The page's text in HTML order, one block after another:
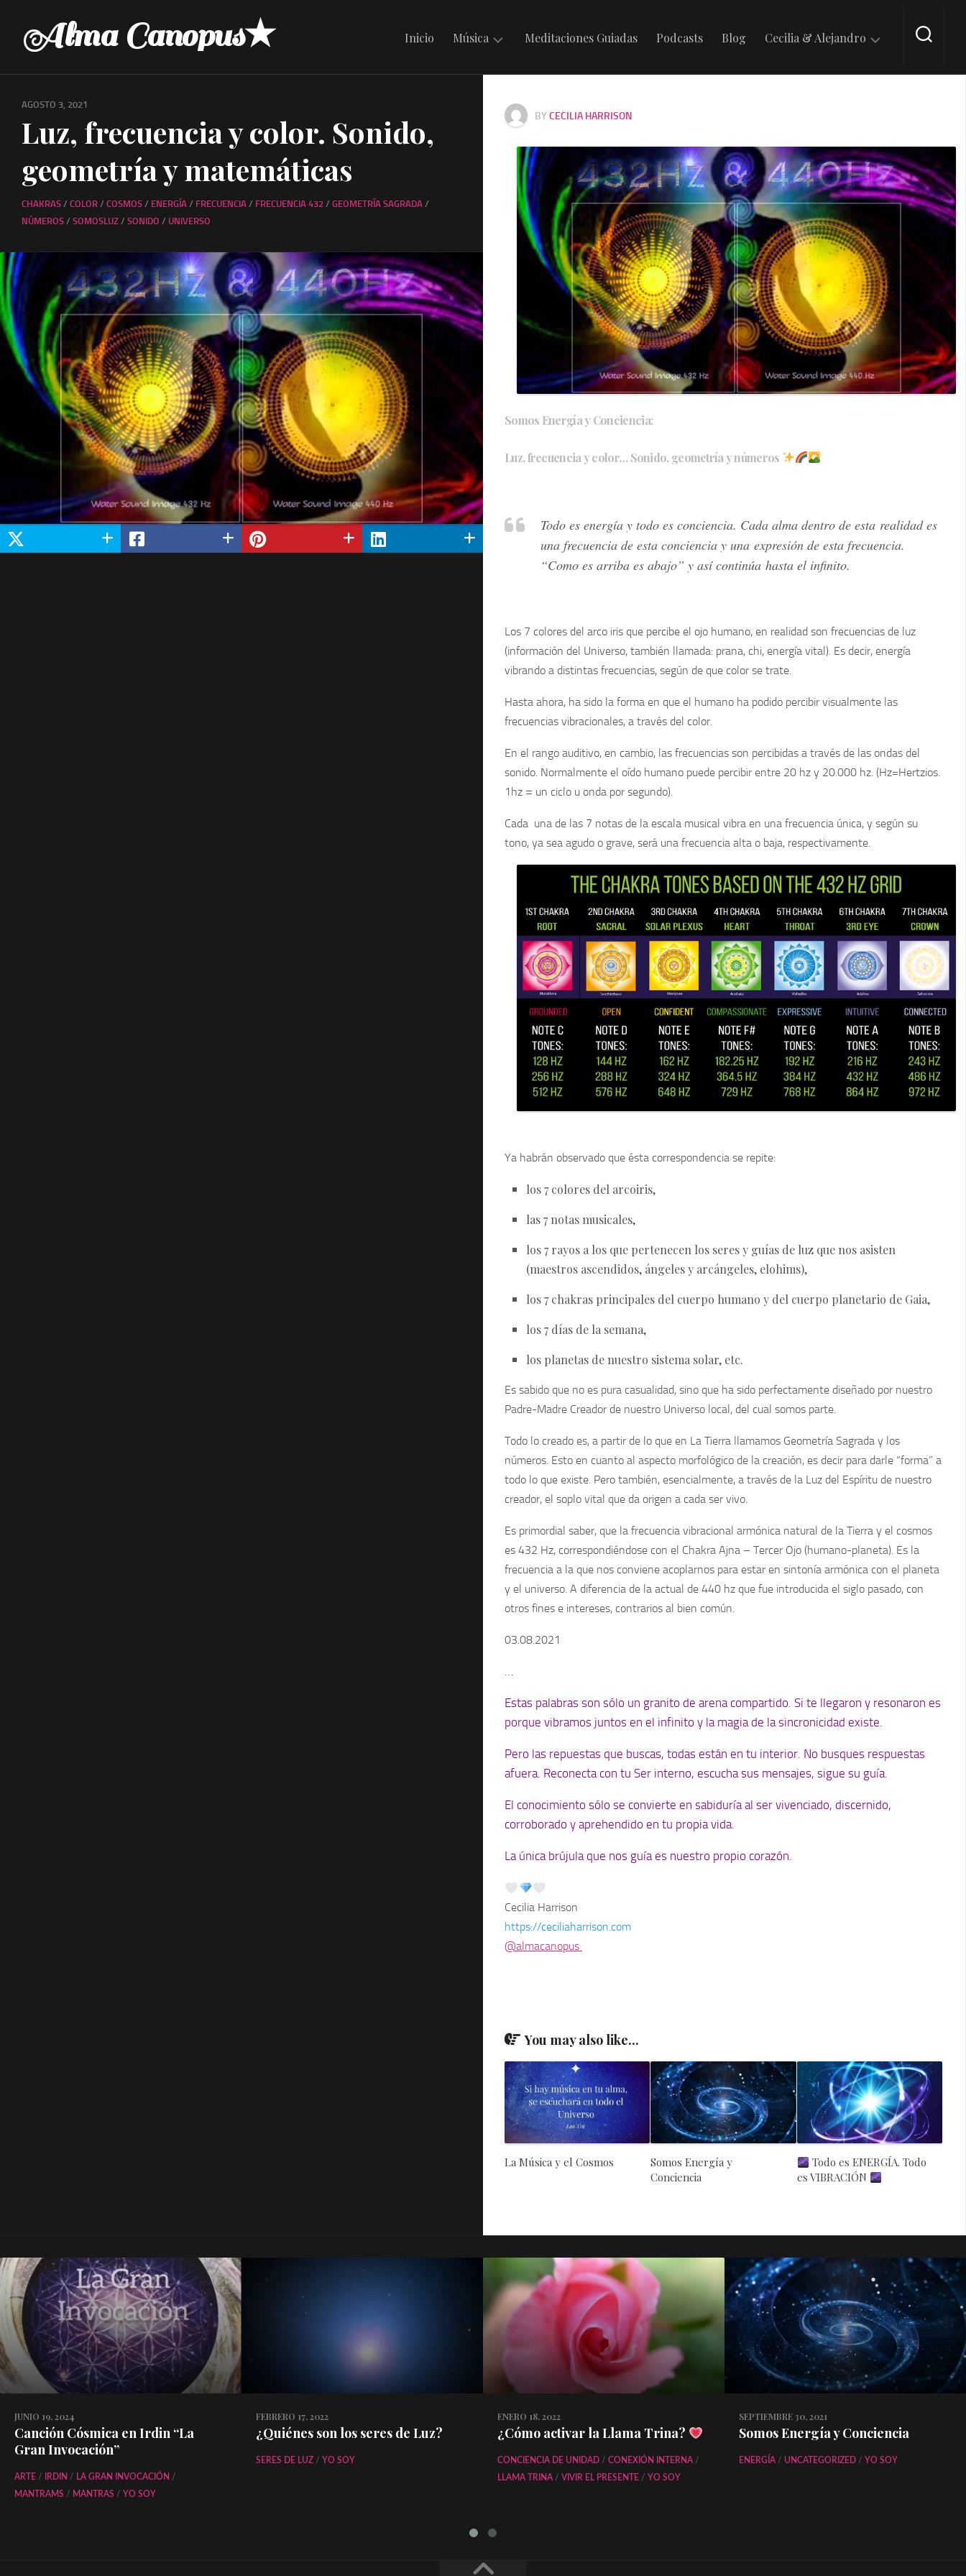
contentAlma Canopus★ Inicio Música
Música
Internacional
Musicando
con
los
Peque
Meditaciones Guiadas Podcasts Blog Cecilia & Alejandro
En
Intagram
AGOSTO 3, 2021
Luz, frecuencia y color. Sonido,
geometría y matemáticas
CHAKRAS / COLOR / COSMOS / ENERGÍA / FRECUENCIA / FRECUENCIA 432 / GEOMETRÍA SAGRADA /
NÚMEROS / SOMOSLUZ / SONIDO / UNIVERSO
BYCECILIA HARRISON
Somos Energía y Conciencia:
Luz, frecuencia y color… Sonido, geometría y números
Todo es energía y todo es conciencia. Cada alma dentro de esta realidad es
una frecuencia de esta conciencia y una expresión de esta frecuencia.
“Como es arriba es abajo” y así continúa hasta el infinito.
Los 7 colores del arco iris que percibe el ojo humano, en realidad son frecuencias de luz
(información del Universo, también llamada: prana, chi, energía vital). Es decir, energía
vibrando a distintas frecuencias, según de que color se trate.
Hasta ahora, ha sido la forma en que el humano ha podido percibir visualmente las
frecuencias vibracionales, a través del color.
En el rango auditivo, en cambio, las frecuencias son percibidas a través de las ondas del
sonido . Normalmente el oído humano puede percibir entre 20 hz y 20.000 hz. (Hz=Hertzios.
1hz = un ciclo u onda por segundo).
Cada una de las 7 notas de la escala musical vibra en una frecuencia única, y según su
tono, ya sea agudo o grave, será una frecuencia alta o baja, respectivamente.
Ya habrán observado que ésta correspondencia se repite:
los 7 colores del arcoiris,
las 7 notas musicales,
los 7 rayos a los que pertenecen los seres y guías de luz que nos asisten
(maestros ascendidos, ángeles y arcángeles, elohims),
los 7 chakras principales del cuerpo humano y del cuerpo planetario de Gaia,
los 7 días de la semana,
los planetas de nuestro sistema solar, etc.
Es sabido que no es pura casualidad, sino que ha sido perfectamente diseñado por nuestro
Padre-Madre Creador de nuestro Universo local, del cual somos parte.
Todo lo creado es, a partir de lo que en La Tierra llamamos Geometría Sagrada y los
números. Esto en cuanto al aspecto morfológico de la creación, es decir para darle “forma” a
todo lo que existe. Pero también, esencialmente, a través de la Luz del Espíritu de nuestro
creador, el soplo vital que da origen a cada ser vivo.
Es primordial saber, que la frecuencia vibracional armónica natural de la Tierra y el cosmos
es 432 Hz, correspondiéndose con el Chakra Ajna – Tercer Ojo (humano-planeta). Es la
frecuencia a la que nos conviene acoplarnos para estar en sintonía armónica con el planeta
y el universo. A diferencia de la actual de 440 hz que fue introducida el siglo pasado, con
otros fines e intereses, contrarios al bien común.
03.08.2021
…
Estas palabras son sólo un granito de arena compartido. Si te llegaron y resonaron es
porque vibramos juntos en el infinito y la magia de la sincronicidad existe.
Pero las repuestas que buscas, todas están en tu interior. No busques respuestas
afuera. Reconecta con tu Ser interno, escucha sus mensajes, sigue su guía.
El conocimiento sólo se convierte en sabiduría al ser vivenciado, discernido,
corroborado y aprehendido en tu propia vida.
La única brújula que nos guía es nuestro propio corazón.
Cecilia Harrison
https://ceciliaharrison.com
@almacanopus
You may also like...
La Música y el Cosmos
Somos Energía y
Conciencia
Todo es ENERGÍA. Todo
es VIBRACIÓN
JUNIO 19, 2024
Canción Cósmica en Irdin “La
Gran Invocación”
ARTE / IRDIN / LA GRAN INVOCACIÓN /
MANTRAMS / MANTRAS / YO SOY
FEBRERO 17, 2022
¿Quiénes son los seres de Luz?
SERES DE LUZ / YO SOY
ENERO 18, 2022
¿Cómo activar la Llama Trina?
CONCIENCIA DE UNIDAD / CONEXIÓN INTERNA /
LLAMA TRINA / VIVIR EL PRESENTE / YO SOY
SEPTIEMBRE 30, 2021
Somos Energía y Conciencia
ENERGÍA / UNCATEGORIZED / YO SOY